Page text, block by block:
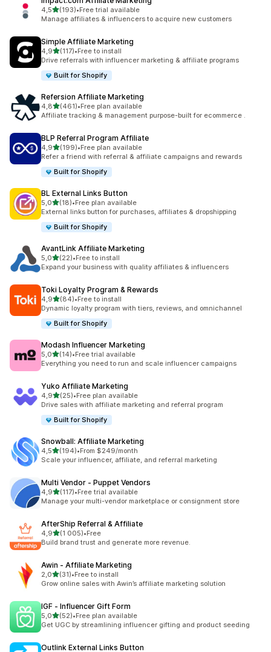
4,5/ 5 tähteä
(193)
193 arvostelua yhteensä
•Free trial available
Manage affiliates & influencers to acquire new customers
Simple Affiliate Marketing
4,9/ 5 tähteä
(117)
117 arvostelua yhteensä
•Free to install
Drive referrals with influencer marketing & affiliate programs
Built for Shopify
Refersion Affiliate Marketing
4,8/ 5 tähteä
(461)
461 arvostelua yhteensä
•Free plan available
Affiliate tracking & management purpose-built for ecommerce .
BLP Referral Program Affiliate
4,9/ 5 tähteä
(199)
199 arvostelua yhteensä
•Free plan available
Refer a friend with referral & affiliate campaigns and rewards
Built for Shopify
BL External Links Button
5,0/ 5 tähteä
(18)
18 arvostelua yhteensä
•Free plan available
External links button for purchases, affiliates & dropshipping
Built for Shopify
AvantLink Affiliate Marketing
5,0/ 5 tähteä
(22)
22 arvostelua yhteensä
•Free to install
Expand your business with quality affiliates & influencers
Toki Loyalty Program & Rewards
4,9/ 5 tähteä
(84)
84 arvostelua yhteensä
•Free to install
Dynamic loyalty program with tiers, reviews, and omnichannel
Built for Shopify
Modash Influencer Marketing
5,0/ 5 tähteä
(14)
14 arvostelua yhteensä
•Free trial available
Everything you need to run and scale influencer campaigns
Yuko Affiliate Marketing
4,9/ 5 tähteä
(25)
25 arvostelua yhteensä
•Free plan available
Drive sales with affiliate marketing and referral program
Built for Shopify
Snowball: Affiliate Marketing
4,5/ 5 tähteä
(194)
194 arvostelua yhteensä
•From $249/month
Scale your influencer, affiliate, and referral marketing
Multi Vendor ‑ Puppet Vendors
4,9/ 5 tähteä
(117)
117 arvostelua yhteensä
•Free trial available
Manage your multi-vendor marketplace or consignment store
AfterShip Referral & Affiliate
4,9/ 5 tähteä
(1 005)
1005 arvostelua yhteensä
•Free
Build brand trust and generate more revenue.
Awin ‑ Affiliate Marketing
2,0/ 5 tähteä
(31)
31 arvostelua yhteensä
•Free to install
Grow online sales with Awin’s affiliate marketing solution
IGF ‑ Influencer Gift Form
5,0/ 5 tähteä
(52)
52 arvostelua yhteensä
•Free plan available
Get UGC by streamlining influencer gifting and product seeding
Outlink External Links Button